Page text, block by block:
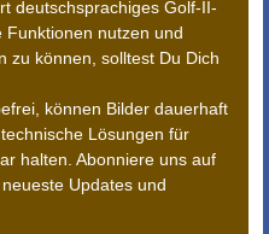
deutschsprachiges Golf-II-
Funktionen nutzen und
zu können, solltest Du Dich
können Bilder dauerhaft
Lösungen für
halten. Abonniere uns auf
Updates und